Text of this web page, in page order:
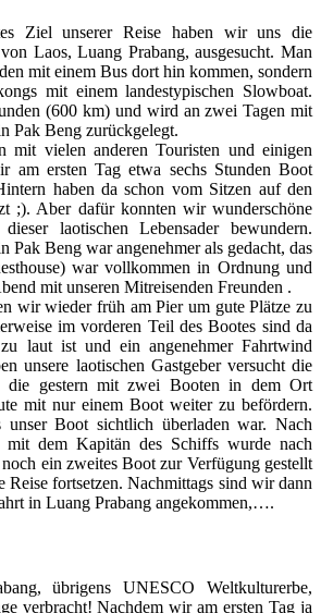
Ziel unserer Reise haben wir uns die
Laos, Luang Prabang, ausgesucht. Man
mit einem Bus dort hin kommen, sondern
mit einem landestypischen Slowboat.
(600 km) und wird an zwei Tagen mit
Pak Beng zurückgelegt.
mit vielen anderen Touristen und einigen
am ersten Tag etwa sechs Stunden Boot
haben da schon vom Sitzen auf den
;). Aber dafür konnten wir wunderschöne
laotischen Lebensader bewundern.
Pak Beng war angenehmer als gedacht, das
war vollkommen in Ordnung und
mit unseren Mitreisenden Freunden .
wir wieder früh am Pier um gute Plätze zu
im vorderen Teil des Bootes sind da
laut ist und ein angenehmer Fahrtwind
unsere laotischen Gastgeber versucht die
die gestern mit zwei Booten in dem Ort
mit nur einem Boot weiter zu befördern.
unser Boot sichtlich überladen war. Nach
mit dem Kapitän des Schiffs wurde nach
ein zweites Boot zur Verfügung gestellt
Reise fortsetzen. Nachmittags sind wir dann
in Luang Prabang angekommen,….
übrigens UNESCO Weltkulturerbe,
verbracht! Nachdem wir am ersten Tag ja